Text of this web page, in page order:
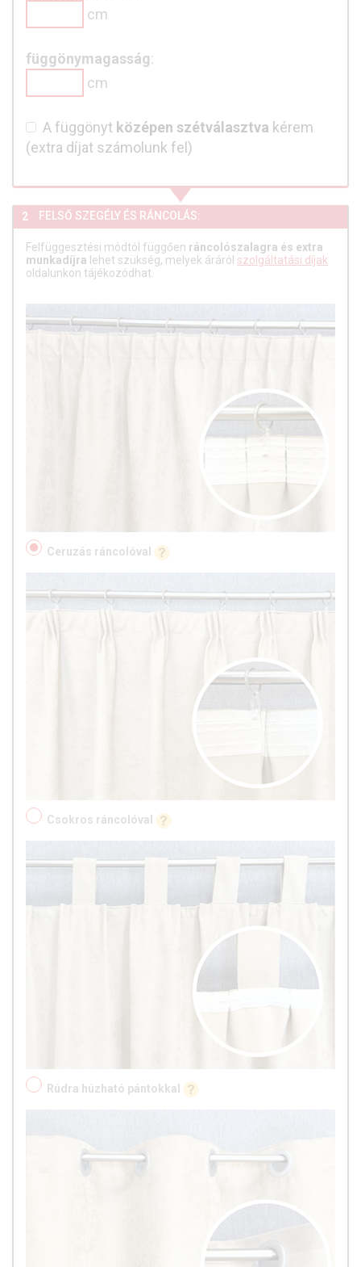
cm
függönymagasság:
cm
A függönyt középen szétválasztva kérem
(extra díjat számolunk fel)
2 FELSŐ SZEGÉLY ÉS RÁNCOLÁS:
Felfüggesztési módtól függően ráncolószalagra és extra
munkadíjra lehet szükség, melyek áráról szolgáltatási díjak
oldalunkon tájékozódhat.
Ceruzás ráncolóval
Csokros ráncolóval
Rúdra húzható pántokkal